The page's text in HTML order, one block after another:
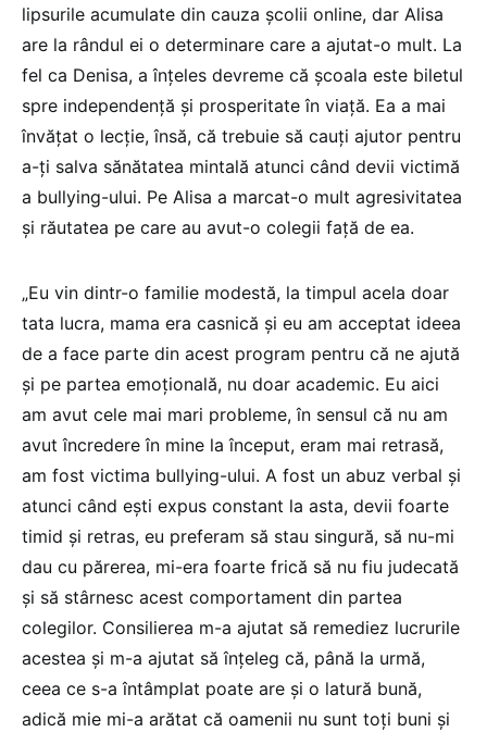
lipsurile acumulate din cauza școlii online, dar Alisa
are la rândul ei o determinare care a ajutat-o mult. La
fel ca Denisa, a înțeles devreme că școala este biletul
spre independență și prosperitate în viață. Ea a mai
învățat o lecție, însă, că trebuie să cauți ajutor pentru
a-ți salva sănătatea mintală atunci când devii victimă
a bullying-ului. Pe Alisa a marcat-o mult agresivitatea
și răutatea pe care au avut-o colegii față de ea.
„Eu vin dintr-o familie modestă, la timpul acela doar
tata lucra, mama era casnică și eu am acceptat ideea
de a face parte din acest program pentru că ne ajută
și pe partea emoțională, nu doar academic. Eu aici
am avut cele mai mari probleme, în sensul că nu am
avut încredere în mine la început, eram mai retrasă,
am fost victima bullying-ului. A fost un abuz verbal și
atunci când ești expus constant la asta, devii foarte
timid și retras, eu preferam să stau singură, să nu-mi
dau cu părerea, mi-era foarte frică să nu fiu judecată
și să stârnesc acest comportament din partea
colegilor. Consilierea m-a ajutat să remediez lucrurile
acestea și m-a ajutat să înțeleg că, până la urmă,
ceea ce s-a întâmplat poate are și o latură bună,
adică mie mi-a arătat că oamenii nu sunt toți buni și